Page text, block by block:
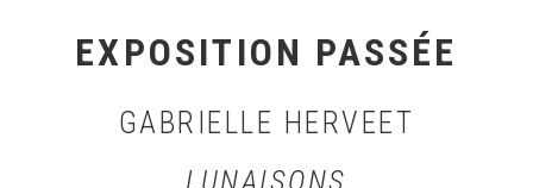
EXPOSITION PASSÉE
GABRIELLE HERVEET